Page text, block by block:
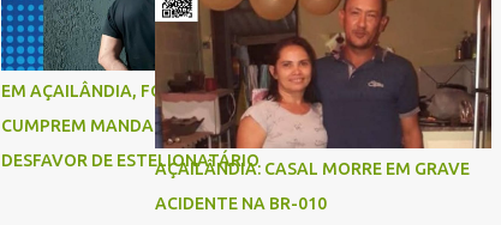
EM AÇAILÂNDIA, FORÇAS DE SEGURANÇA
CUMPREM MANDADO DE PRISÃO EM
DESFAVOR DE ESTELIONATÁRIO
durante todo o dia anterior, o suspeito
enviou mensagens insistindo para reatar o
relacionamento, mas ela deixou claro que
não queria. Naquela noite, a vítima recebeu
o convite de um amigo para ir a uma festa.
Ao chegar ao local, percebeu que o ex
também estava presente, mas permaneceu
tranquila durante todo o evento. O ataque
AÇAILÂNDIA: CASAL MORRE EM GRAVE
ACIDENTE NA BR-010